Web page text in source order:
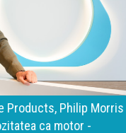
140 de ani de
important „test al
cu aceeași